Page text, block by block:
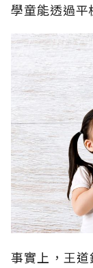
學童能透過平
事實上，王